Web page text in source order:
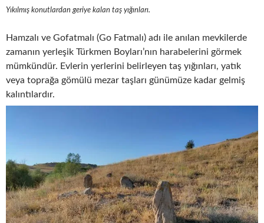
Yıkılmış konutlardan geriye kalan taş yığınları.
Hamzalı ve Gofatmalı (Go Fatmalı) adı ile anılan mevkilerde
zamanın yerleşik Türkmen Boyları’nın harabelerini görmek
mümkündür. Evlerin yerlerini belirleyen taş yığınları, yatık
veya toprağa gömülü mezar taşları günümüze kadar gelmiş
kalıntılardır.